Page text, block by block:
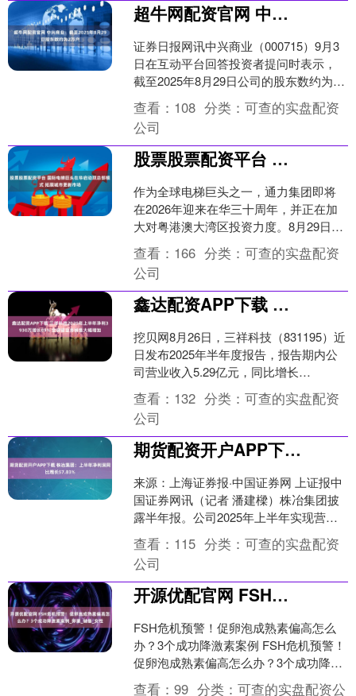
超牛网配资官网 中兴商业：截至2025年8月29日股东数约为2万户
证券日报网讯中兴商业（000715）9月3
日在互动平台回答投资者提问时表示，
截至2025年8月29日公司的股东数约为2
万户。....
查看： 108 分类：可查的实盘配资
公司
股票股票配资平台 国际电梯巨头在华启动双总部模式 拓展城市更新市场
作为全球电梯巨头之一，通力集团即将
在2026年迎来在华三十周年，并正在加
大对粤港澳大湾区投资力度。8月29日，
通力电梯与深圳市前海深港现代服务业
合作区管理局在深....
查看： 166 分类：可查的实盘配资
公司
鑫达配资APP下载 三祥科技2025年上半年净利3930万增长89% 空调管业务销售大幅增加
挖贝网8月26日，三祥科技（831195）近
日发布2025年半年度报告，报告期内公
司营业收入5.29亿元，同比增长
22.30%，归属于上市公司股东的净利润
393....
查看： 132 分类：可查的实盘配资
公司
期货配资开户APP下载 株冶集团：上半年净利润同比增长57.83%
来源：上海证券报·中国证券网 上证报中
国证券网讯（记者 潘建樑）株冶集团披
露半年报。公司2025年上半年实现营业
收入10,411,729,810.94元，同比增....
查看： 115 分类：可查的实盘配资
公司
开源优配官网 FSH危机预警！促卵泡成熟素偏高怎么办？3个成功降激素案例_卵巢_储备_女性
FSH危机预警！促卵泡成熟素偏高怎么
办？3个成功降激素案例 FSH危机预警！
促卵泡成熟素偏高怎么办？3个成功降激
素案例 FSH危机预警！促卵泡成熟素偏
查看：99 分类：可查的实盘配资公